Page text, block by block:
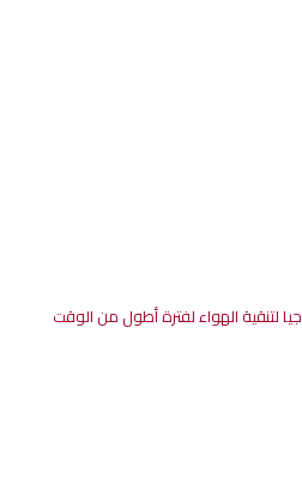
لتنقية الهواءلفترةأطول من الوقت